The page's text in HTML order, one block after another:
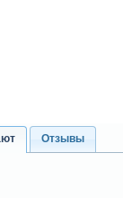
Отзывы